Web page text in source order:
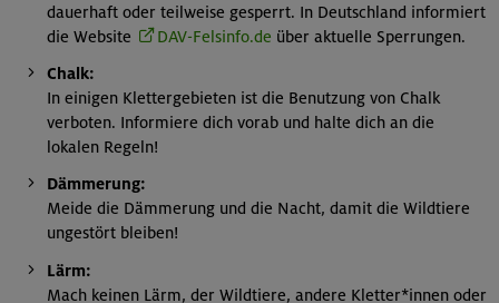
dauerhaft oder teilweise gesperrt. In Deutschland informiert
die Website
DAV-Felsinfo.de über aktuelle Sperrungen.
Chalk:
In einigen Klettergebieten ist die Benutzung von Chalk
verboten. Informiere dich vorab und halte dich an die
lokalen Regeln!
Dämmerung:
Meide die Dämmerung und die Nacht, damit die Wildtiere
ungestört bleiben!
Lärm:
Mach keinen Lärm, der Wildtiere, andere Kletter*innen oder